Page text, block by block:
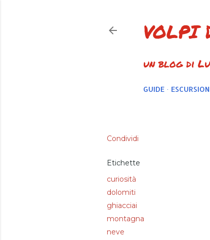
VOLPI
un blog di
GUIDE
Condividi
Etichette
curiosità
dolomiti
ghiacciai
montagna
neve